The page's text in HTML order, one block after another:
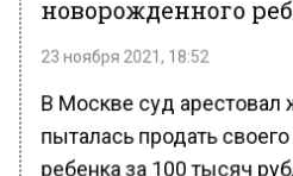
23 ноября 2021, 18:52
В Москве суд арестовал
пыталась продать
ребенка за 100 тысяч